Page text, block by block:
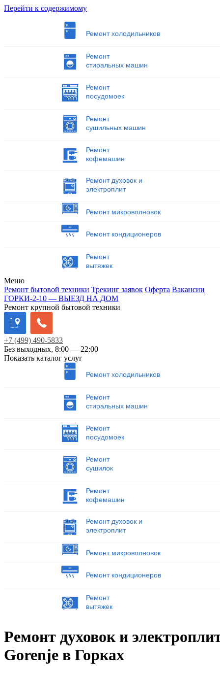
Перейти к содержимому
Ремонт холодильников
Ремонт
стиральных машин
Ремонт
посудомоек
Ремонт
сушильных машин
Ремонт
кофемашин
Ремонт духовок и
электроплит
Ремонт микроволновок
Ремонт кондиционеров
Ремонт
вытяжек
Меню
Ремонт бытовой техники Трекинг заявок Оферта Вакансии
ГОРКИ-2-10 — ВЫЕЗД НА ДОМ
Ремонт крупной бытовой техники
+7 (499) 490-5833
Без выходных, 8:00 — 22:00
Показать каталог услуг
Ремонт холодильников
Ремонт
стиральных машин
Ремонт
посудомоек
Ремонт
сушилок
Ремонт
кофемашин
Ремонт духовок и
электроплит
Ремонт микроволновок
Ремонт кондиционеров
Ремонт
вытяжек
Ремонт духовок и
Gorenje в Горках